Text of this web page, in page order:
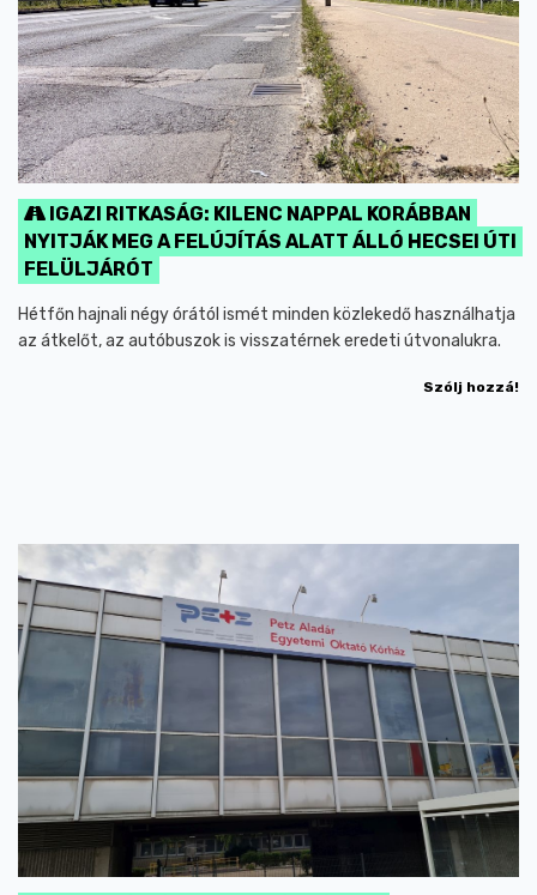
IGAZI RITKASÁG: KILENC NAPPAL KORÁBBAN
NYITJÁK MEG A FELÚJÍTÁS ALATT ÁLLÓ HECSEI ÚTI
FELÜLJÁRÓT
Hétfőn hajnali négy órától ismét minden közlekedő használhatja
az átkelőt, az autóbuszok is visszatérnek eredeti útvonalukra.
Szólj hozzá!